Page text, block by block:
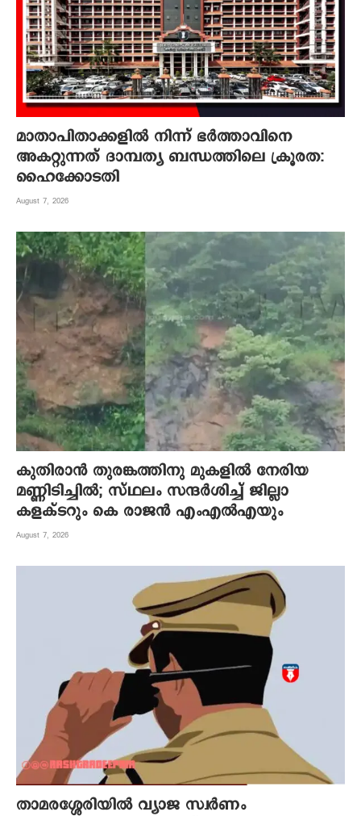
മാതാപിതാക്കളില്‍ നിന്ന് ഭര്‍ത്താവിനെ
അകറ്റുന്നത് ദാമ്പത്യ ബന്ധത്തിലെ ക്രൂരത:
ഹൈക്കോടതി
August 7, 2026
കുതിരാന്‍ തുരങ്കത്തിനു മുകളില്‍ നേരിയ
മണ്ണിടിച്ചില്‍; സ്ഥലം സന്ദര്‍ശിച്ച് ജില്ലാ
കളക്ടറും കെ രാജന്‍ എംഎല്‍എയും
August 7, 2026
താമരശ്ശേരിയിൽ വ്യാജ സ്വർണം